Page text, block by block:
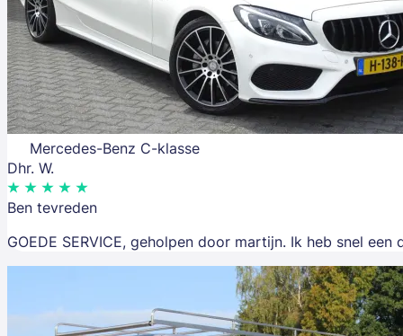
Mercedes-Benz C-klasse
Dhr. W.
Ben tevreden
GOEDE SERVICE, geholpen door martijn. Ik heb snel